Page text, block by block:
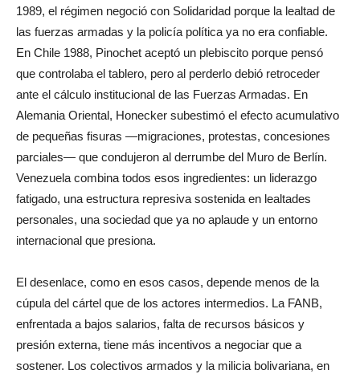
1989, el régimen negoció con Solidaridad porque la lealtad de
las fuerzas armadas y la policía política ya no era confiable.
En Chile 1988, Pinochet aceptó un plebiscito porque pensó
que controlaba el tablero, pero al perderlo debió retroceder
ante el cálculo institucional de las Fuerzas Armadas. En
Alemania Oriental, Honecker subestimó el efecto acumulativo
de pequeñas fisuras —migraciones, protestas, concesiones
parciales— que condujeron al derrumbe del Muro de Berlín.
Venezuela combina todos esos ingredientes: un liderazgo
fatigado, una estructura represiva sostenida en lealtades
personales, una sociedad que ya no aplaude y un entorno
internacional que presiona.
El desenlace, como en esos casos, depende menos de la
cúpula del cártel que de los actores intermedios. La FANB,
enfrentada a bajos salarios, falta de recursos básicos y
presión externa, tiene más incentivos a negociar que a
sostener. Los colectivos armados y la milicia bolivariana, en